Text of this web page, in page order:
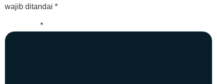
wajib ditandai *
*